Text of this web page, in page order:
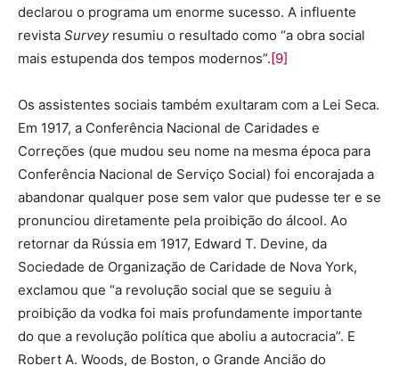
declarou o programa um enorme sucesso. A influente
revista Surveyresumiu o resultado como “a obra social
mais estupenda dos tempos modernos”.[9]
Os assistentes sociais também exultaram com a Lei Seca.
Em 1917, a Conferência Nacional de Caridades e
Correções (que mudou seu nome na mesma época para
Conferência Nacional de Serviço Social) foi encorajada a
abandonar qualquer pose sem valor que pudesse ter e se
pronunciou diretamente pela proibição do álcool. Ao
retornar da Rússia em 1917, Edward T. Devine, da
Sociedade de Organização de Caridade de Nova York,
exclamou que “a revolução social que se seguiu à
proibição da vodka foi mais profundamente importante
do que a revolução política que aboliu a autocracia”. E
Robert A. Woods, de Boston, o Grande Ancião do